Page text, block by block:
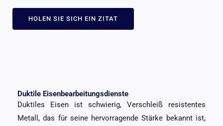
HOLEN SIE SICH EIN ZITAT
Duktile Eisenbearbeitungsdienste
Duktiles Eisen ist schwierig, Verschleiß resistentes
Metall, das für seine hervorragende Stärke bekannt ist,